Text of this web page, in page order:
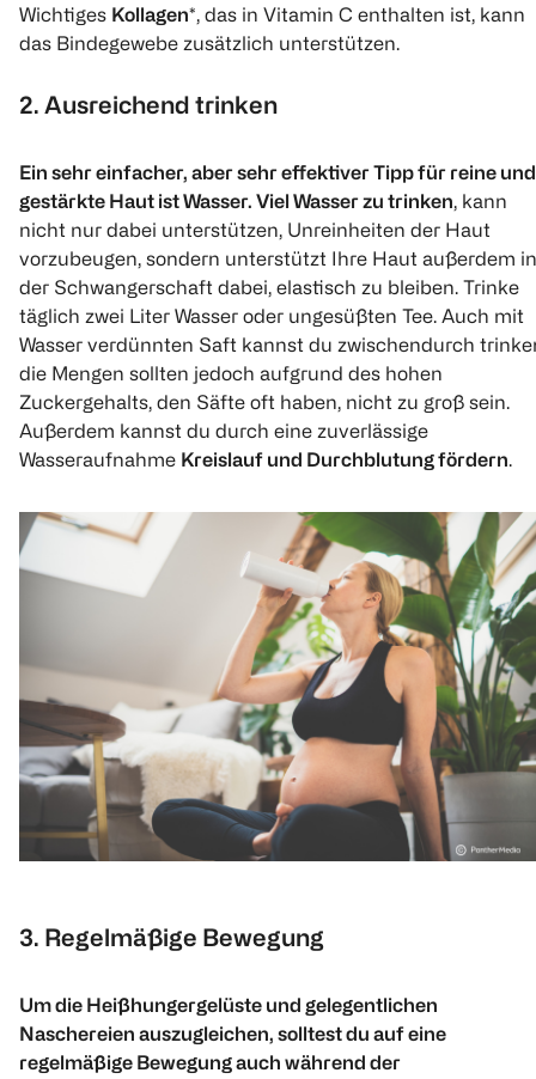
Wichtiges Kollagen*, das in Vitamin C enthalten ist, kann
das Bindegewebe zusätzlich unterstützen.
2. Ausreichend trinken
Ein sehr einfacher, aber sehr effektiver Tipp für reine und
gestärkte Haut ist Wasser. Viel Wasser zu trinken, kann
nicht nur dabei unterstützen, Unreinheiten der Haut
vorzubeugen, sondern unterstützt Ihre Haut außerdem in
der Schwangerschaft dabei, elastisch zu bleiben. Trinke
täglich zwei Liter Wasser oder ungesüßten Tee. Auch mit
Wasser verdünnten Saft kannst du zwischendurch
die Mengen sollten jedoch aufgrund des hohen
Zuckergehalts, den Säfte oft haben, nicht zu groß sein.
Außerdem kannst du durch eine zuverlässige
Wasseraufnahme Kreislauf und Durchblutung fördern.
3. Regelmäßige Bewegung
Um die Heißhungergelüste und gelegentlichen
Naschereien auszugleichen, solltest du auf eine
regelmäßige Bewegung auch während der